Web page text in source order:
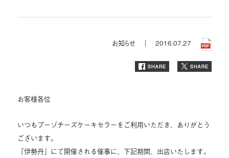
お知らせ ｜ 2016.07.27
お客様各位
いつもプーゾチーズケーキセラーをご利用いただき、ありがとう
ございます。
「伊勢丹」にて開催される催事に、下記期間、出店いたします。